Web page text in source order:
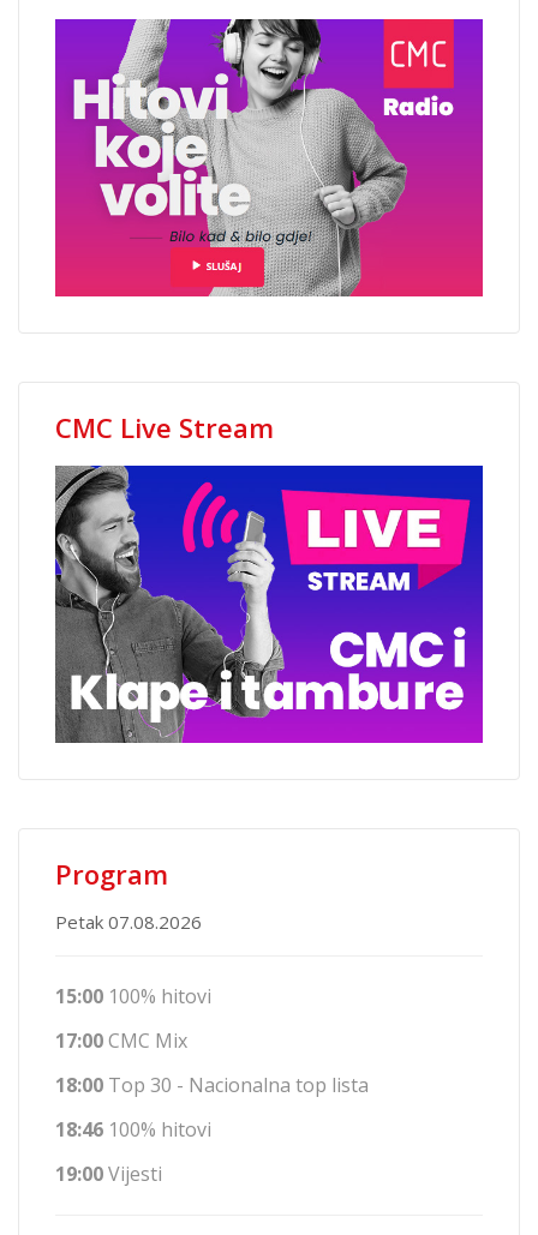
CMC Live Stream
Program
Petak 07.08.2026
15:00 100% hitovi
17:00CMC Mix
18:00 Top 30 - Nacionalna top lista
18:46 100% hitovi
19:00Vijesti